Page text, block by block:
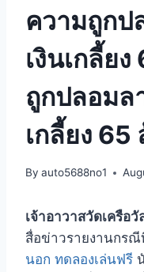
ความถูกป
เงินเกลี้ย
ถูกปลอมล
เกลี้ยง 65
By auto5688no1
เจ้าอาวาสวัดเครือวั
สื่อข่าวรายงานกรณี
นอก ทดลองเล่นฟรี